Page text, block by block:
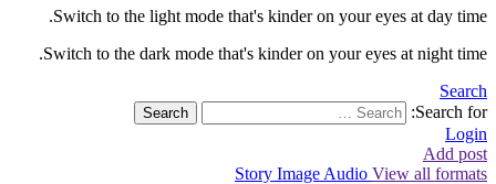
Switch to the light mode that's kinder on your eyes at day time.
Switch to the dark mode that's kinder on your eyes at night time.
Search
Search for:
Search
Login
Add post
Story Image Audio View all formats